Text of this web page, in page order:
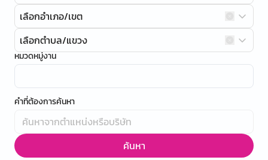
เลือกอำเภอ/เขต
เลือกตำบล/แขวง
หมวดหมู่งาน
คำที่ต้องการค้นหา
ค้นหา